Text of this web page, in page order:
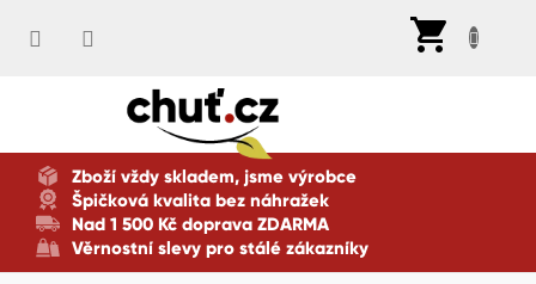
Zboží vždy skladem, jsme výrobce
Špičková kvalita bez náhražek
Nad 1 500 Kč doprava ZDARMA
Věrnostní slevy pro stálé zákazníky